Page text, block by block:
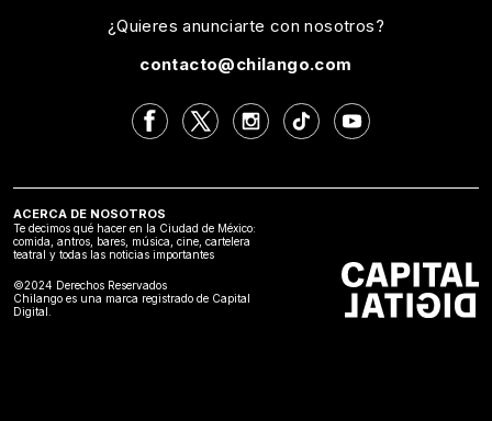
¿Quieres anunciarte con nosotros?
contacto@chilango.com
ACERCA DE NOSOTROS
Te decimos qué hacer en la Ciudad de México:
comida, antros, bares, música, cine, cartelera
teatral y todas las noticias importantes
©2024 Derechos Reservados
Chilango es una marca registrado de Capital
Digital.